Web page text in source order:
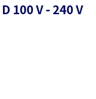
100 V - 240 V